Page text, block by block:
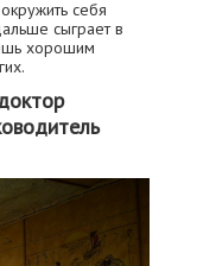
себя
сыграет в
хорошим